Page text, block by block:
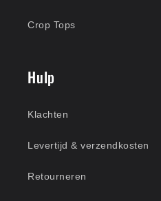
Crop Tops
Hulp
Klachten
Levertijd & verzendkosten
Retourneren